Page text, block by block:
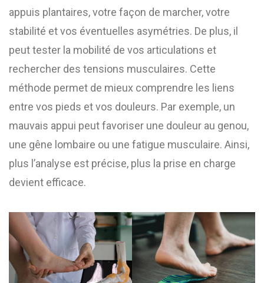
appuis plantaires, votre façon de marcher, votre
stabilité et vos éventuelles asymétries. De plus, il
peut tester la mobilité de vos articulations et
rechercher des tensions musculaires. Cette
méthode permet de mieux comprendre les liens
entre vos pieds et vos douleurs. Par exemple, un
mauvais appui peut favoriser une douleur au genou,
une gêne lombaire ou une fatigue musculaire. Ainsi,
plus l’analyse est précise, plus la prise en charge
devient efficace.